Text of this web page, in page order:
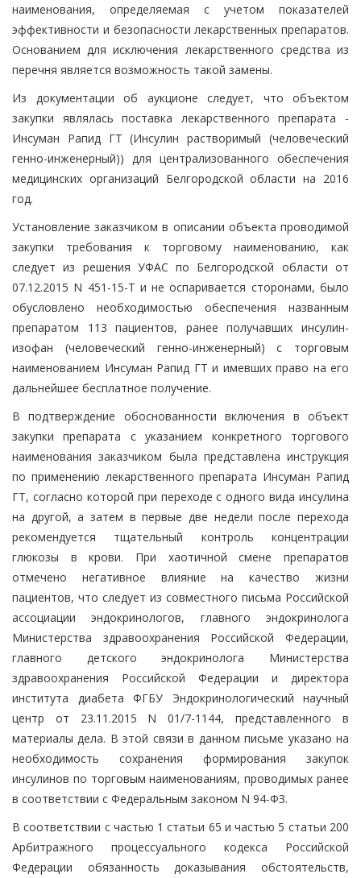
наименования, определяемая с учетом показателей
эффективности и безопасности лекарственных препаратов.
Основанием для исключения лекарственного средства из
перечня является возможность такой замены.
Из документации об аукционе следует, что объектом
закупки являлась поставка лекарственного препарата -
Инсуман Рапид ГТ (Инсулин растворимый (человеческий
генно-инженерный)) для централизованного обеспечения
медицинских организаций Белгородской области на 2016
год.
Установление заказчиком в описании объекта проводимой
закупки требования к торговому наименованию, как
следует из решения УФАС по Белгородской области от
07.12.2015 N 451-15-Т и не оспаривается сторонами, было
обусловлено необходимостью обеспечения названным
препаратом 113 пациентов, ранее получавших инсулин-
изофан (человеческий генно-инженерный) с торговым
наименованием Инсуман Рапид ГТ и имевших право на его
дальнейшее бесплатное получение.
В подтверждение обоснованности включения в объект
закупки препарата с указанием конкретного торгового
наименования заказчиком была представлена инструкция
по применению лекарственного препарата Инсуман Рапид
ГТ, согласно которой при переходе с одного вида инсулина
на другой, а затем в первые две недели после перехода
рекомендуется тщательный контроль концентрации
глюкозы в крови. При хаотичной смене препаратов
отмечено негативное влияние на качество жизни
пациентов, что следует из совместного письма Российской
ассоциации эндокринологов, главного эндокринолога
Министерства здравоохранения Российской Федерации,
главного детского эндокринолога Министерства
здравоохранения Российской Федерации и директора
института диабета ФГБУ Эндокринологический научный
центр от 23.11.2015 N 01/7-1144, представленного в
материалы дела. В этой связи в данном письме указано на
необходимость сохранения формирования закупок
инсулинов по торговым наименованиям, проводимых ранее
в соответствии с Федеральным законом N 94-ФЗ.
В соответствии с частью 1 статьи 65 и частью 5 статьи 200
Арбитражного процессуального кодекса Российской
Федерации обязанность доказывания обстоятельств,